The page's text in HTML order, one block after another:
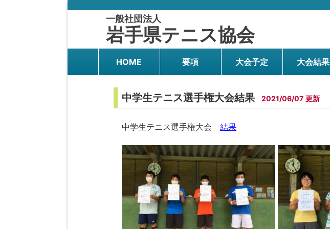
一般社団法人
岩手県テニス協会
HOME 要項 大会予定 大会結果
中学生テニス選手権大会結果 2021/06/07
中学生テニス選手権大会 結果